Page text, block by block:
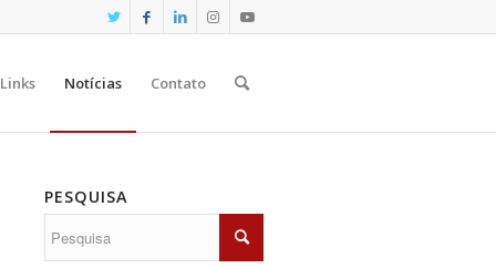
Links Notícias Contato
PESQUISA